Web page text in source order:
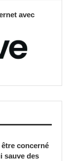
avec
concerné
sauve des